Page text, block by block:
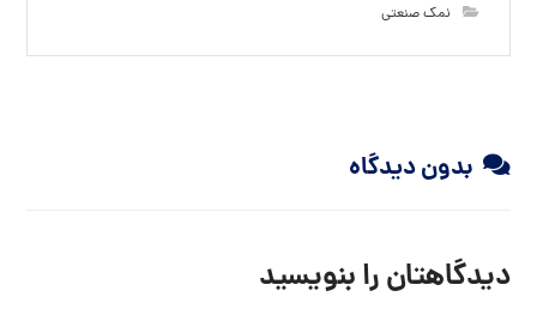
نمک صنعتی
بدون دیدگاه
دیدگاهتان را بنویسید